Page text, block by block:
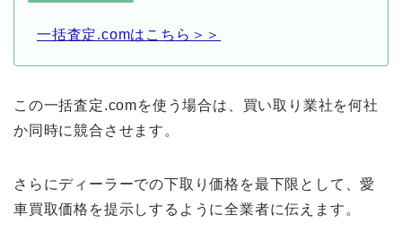
一括査定.comはこちら＞＞
この一括査定.comを使う場合は、買い取り業社を何社
か同時に競合させます。
さらにディーラーでの下取り価格を最下限として、愛
車買取価格を提示しするように全業者に伝えます。